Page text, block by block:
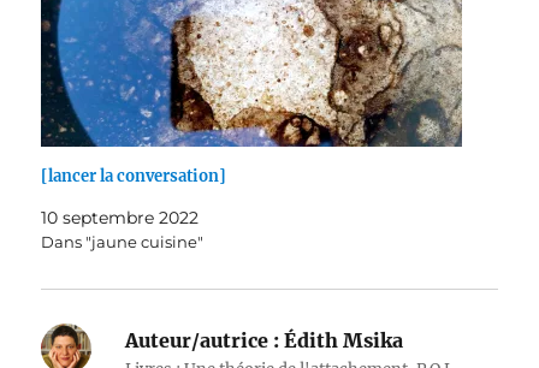
[lancer la conversation]
10 septembre 2022
Dans "jaune cuisine"
Auteur/autrice : Édith Msika